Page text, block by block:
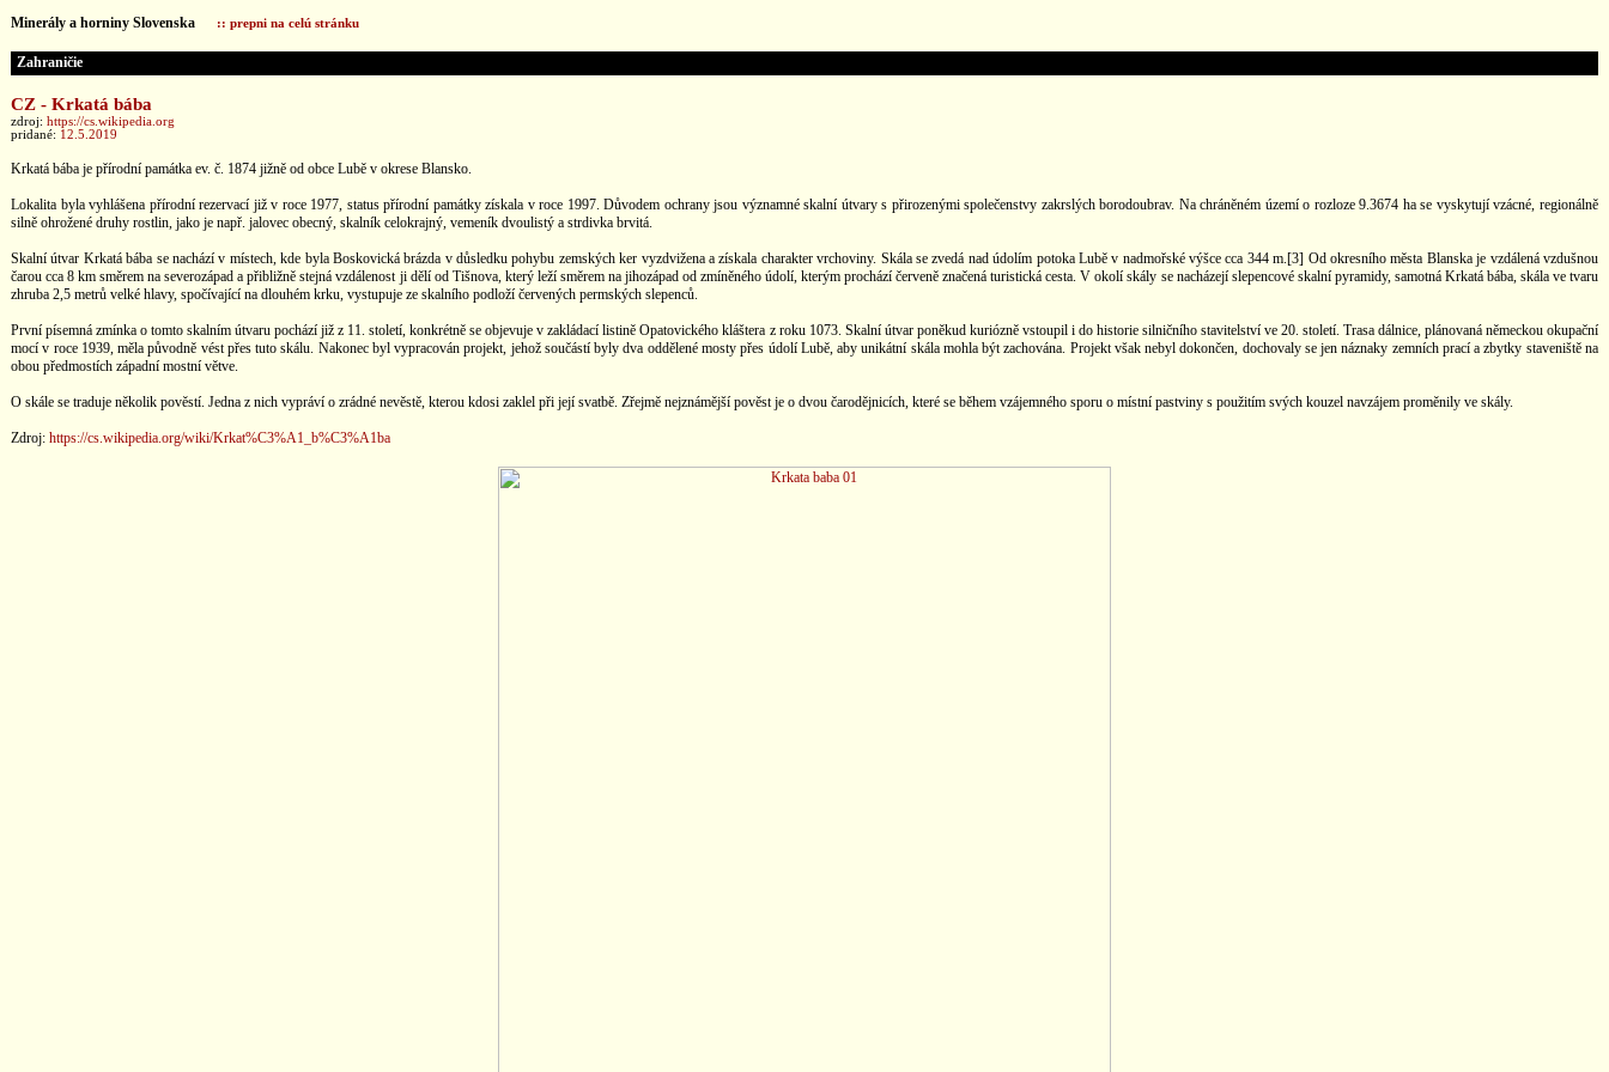
Minerály a horniny Slovenska :: prepni na celú stránku
Zahraničie
CZ - Krkatá bába
zdroj: https://cs.wikipedia.org
pridané: 12.5.2019
Krkatá bába je přírodní památka ev. č. 1874 jižně od obce Lubě v okrese Blansko.
Lokalita byla vyhlášena přírodní rezervací již v roce 1977, status přírodní památky získala v roce 1997. Důvodem ochrany jsou významné skalní útvary s přirozenými společenstvy zakrslých borodoubrav. Na chráněném území o rozloze 9.3674 ha se vyskytují vzácné, regionálně
silně ohrožené druhy rostlin, jako je např. jalovec obecný, skalník celokrajný, vemeník dvoulistý a strdivka brvitá.
Skalní útvar Krkatá bába se nachází v místech, kde byla Boskovická brázda v důsledku pohybu zemských ker vyzdvižena a získala charakter vrchoviny. Skála se zvedá nad údolím potoka Lubě v nadmořské výšce cca 344 m.[3] Od okresního města Blanska je vzdálená vzdušnou
čarou cca 8 km směrem na severozápad a přibližně stejná vzdálenost ji dělí od Tišnova, který leží směrem na jihozápad od zmíněného údolí, kterým prochází červeně značená turistická cesta. V okolí skály se nacházejí slepencové skalní pyramidy, samotná Krkatá bába, skála ve tvaru
zhruba 2,5 metrů velké hlavy, spočívající na dlouhém krku, vystupuje ze skalního podloží červených permských slepenců.
První písemná zmínka o tomto skalním útvaru pochází již z 11. století, konkrétně se objevuje v zakládací listině Opatovického kláštera z roku 1073. Skalní útvar poněkud kuriózně vstoupil i do historie silničního stavitelství ve 20. století. Trasa dálnice, plánovaná německou okupační
mocí v roce 1939, měla původně vést přes tuto skálu. Nakonec byl vypracován projekt, jehož součástí byly dva oddělené mosty přes údolí Lubě, aby unikátní skála mohla být zachována. Projekt však nebyl dokončen, dochovaly se jen náznaky zemních prací a zbytky staveniště na
obou předmostích západní mostní větve.
O skále se traduje několik pověstí. Jedna z nich vypráví o zrádné nevěstě, kterou kdosi zaklel při její svatbě. Zřejmě nejznámější pověst je o dvou čarodějnicích, které se během vzájemného sporu o místní pastviny s použitím svých kouzel navzájem proměnily ve skály.
Zdroj: https://cs.wikipedia.org/wiki/Krkat%C3%A1_b%C3%A1ba